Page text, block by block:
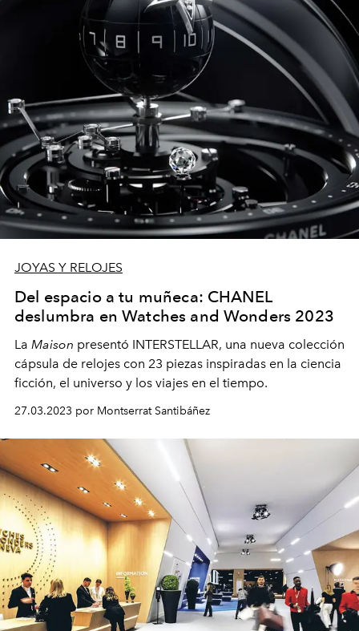
JOYAS Y RELOJES
Del espacio a tu muñeca: CHANEL
deslumbra en Watches and Wonders 2023
La Maison presentó INTERSTELLAR, una nueva colección
cápsula de relojes con 23 piezas inspiradas en la ciencia
ficción, el universo y los viajes en el tiempo.
27.03.2023 por Montserrat Santibáñez